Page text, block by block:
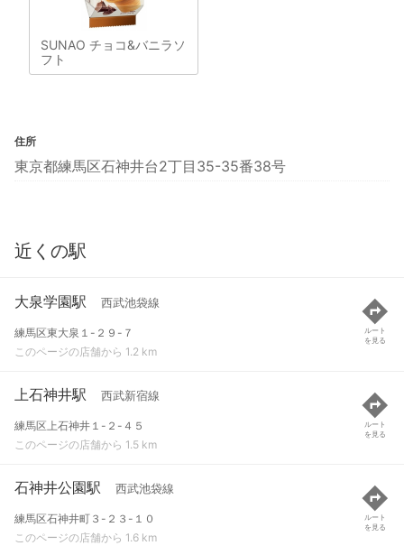
SUNAO チョコ&バニラソ
フト
住所
東京都練馬区石神井台2丁目35-35番38号
近くの駅
大泉学園駅 西武池袋線
練馬区東大泉１-２９-７
このページの店舗から 1.2 km
ルート
を見る
上石神井駅 西武新宿線
練馬区上石神井１-２-４５
このページの店舗から 1.5 km
ルート
を見る
石神井公園駅 西武池袋線
練馬区石神井町３-２３-１０
このページの店舗から 1.6 km
ルート
を見る